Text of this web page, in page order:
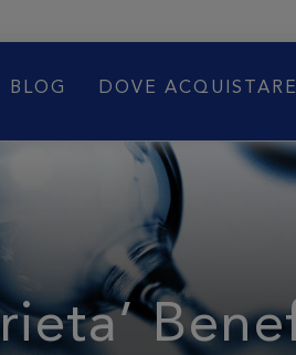
BLOG DOVE